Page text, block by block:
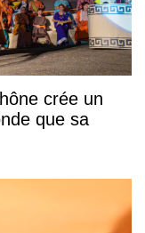
crée un
que sa